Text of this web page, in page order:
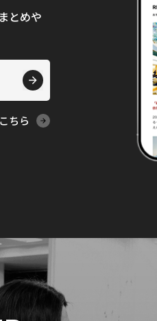
とめや
ちら